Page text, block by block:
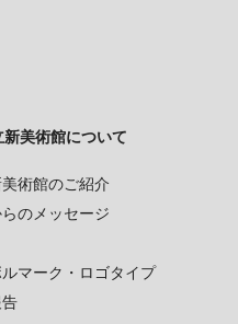
新美術館について
術館のご紹介
のメッセージ
マーク・ロゴタイプ